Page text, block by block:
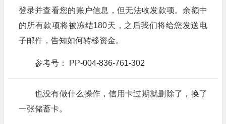
登录并查看您的账户信息，但无法收发款项。余额中
的所有款项将被冻结180天，之后我们将给您发送电
子邮件，告知如何转移资金。
参考号： PP-004-836-761-302
也没有做什么操作，信用卡过期就删除了，换了
一张储蓄卡。